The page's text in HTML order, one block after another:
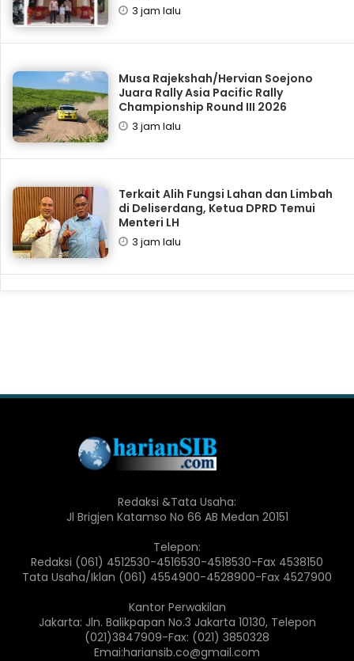
3 jam lalu
Musa Rajekshah/Hervian Soejono
Juara Rally Asia Pacific Rally
Championship Round III 2026
3 jam lalu
Terkait Alih Fungsi Lahan dan Limbah
di Deliserdang, Ketua DPRD Temui
Menteri LH
3 jam lalu
Redaksi &Tata Usaha:
Jl Brigjen Katamso No 66 AB Medan 20151
Telepon:
Redaksi (061) 4512530-4516530-4518530-Fax 4538150
Tata Usaha/Iklan (061) 4554900-4528900-Fax 4527900
Kantor Perwakilan
Jakarta: Jln. Balikpapan No.3 Jakarta 10130, Telepon
(021)3847909-Fax: (021) 3850328
Emai:hariansib.co@gmail.com